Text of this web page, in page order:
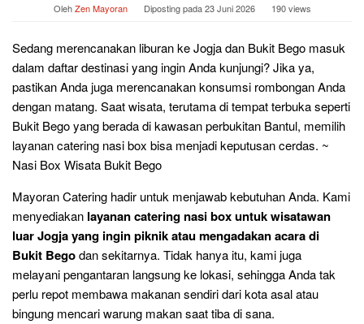
OlehZen Mayoran Diposting pada23 Juni 2026 190 views
Sedang merencanakan liburan ke Jogja dan Bukit Bego masuk
dalam daftar destinasi yang ingin Anda kunjungi? Jika ya,
pastikan Anda juga merencanakan konsumsi rombongan Anda
dengan matang. Saat wisata, terutama di tempat terbuka seperti
Bukit Bego yang berada di kawasan perbukitan Bantul, memilih
layanan catering nasi box bisa menjadi keputusan cerdas. ~
Nasi Box Wisata Bukit Bego
Mayoran Catering hadir untuk menjawab kebutuhan Anda. Kami
menyediakan layanan catering nasi box untuk wisatawan
luar Jogja yang ingin piknik atau mengadakan acara di
Bukit Begodan sekitarnya. Tidak hanya itu, kami juga
melayani pengantaran langsung ke lokasi, sehingga Anda tak
perlu repot membawa makanan sendiri dari kota asal atau
bingung mencari warung makan saat tiba di sana.